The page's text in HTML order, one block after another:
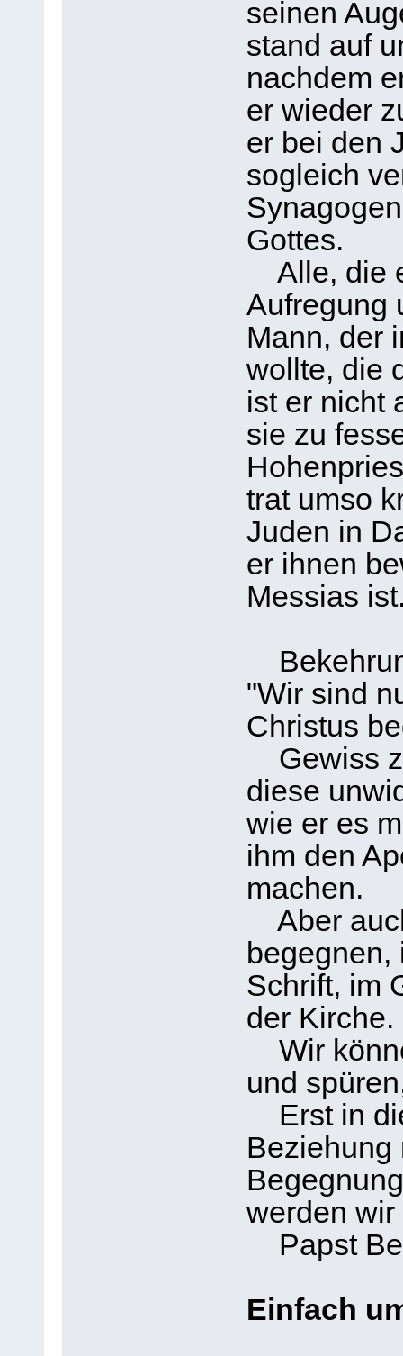
seinen
stand auf
nachdem
er wieder
er bei den
sogleich
Gottes.
Alle, die
Aufregung
Mann, der
wollte, die
ist er nicht
sie zu
trat umso
Juden in
er ihnen
Messias
"Wir sind
Christus
Gewiss
diese
wie er es
ihm den
machen.
Aber
Schrift, im
der Kirche.
Wir
und
Erst in
Beziehung
werden
Papst
Einfach